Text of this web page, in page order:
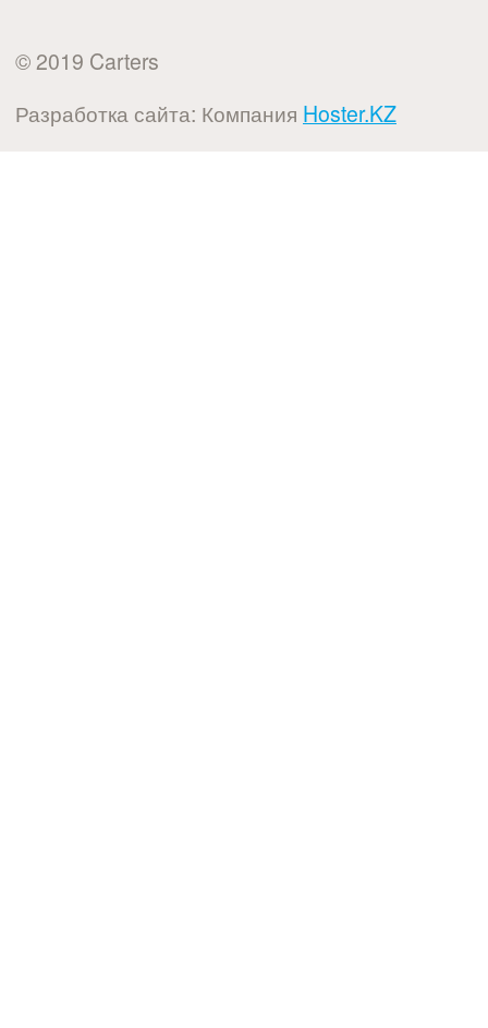
© 2019 Carters
Разработка сайта: Компания Hoster.KZ